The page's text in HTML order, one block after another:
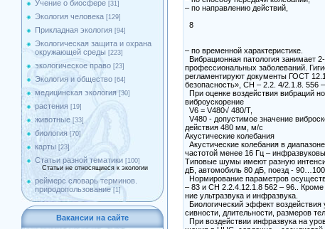
Учение о биосфере [31]
Экология человека [129]
Прикладная экология [94]
Экологическая защита и охрана
окружающей среды [223]
экологическое право [23]
Экология и общество [64]
медицинская экология [30]
растения [19]
животные [33]
биология [70]
карты [23]
Статьи разной тематики [100]
Статьи не относящиеся к экологии
реймерс словарь терминов.
природопользование [1]
Вакансии на сайте
– по направлению действий,
8
– по временной характеристике.
Вибрационная патология занимает
профессиональных заболеваний.
регламентируют документы ГОСТ
безопасность», СН – 2.2. 4/2.1.8. 556
При оценке воздействия вибраций
виброускорение
V6 = V480√ 480/Т,
V480 - допустимое значение
действия 480 мм, м/с
Акустические колебания
Акустические колебания в
частотой менее 16 Гц –
Типовые шумы имеют разную
дБ, автомобиль 80 дБ, поезд -
Нормирование параметров
– 83 и СН 2.2.4.12.1.8 562 – 96..
ние ультразвука и инфразвука.
Биологический эффект воздействия
сивности, длительности, размеров
При воздействии инфразвука на